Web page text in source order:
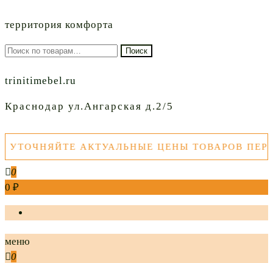
территория комфорта
Искать: Поиск
trinitimebel.ru
Краснодар ул.Ангарская д.2/5
АКТУАЛЬНЫЕ ЦЕНЫ ТОВАРОВ ПЕРЕД
0
0 ₽
меню
0